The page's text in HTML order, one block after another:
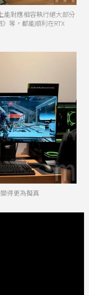
能對應相容執行絕大部分
等，都能順利在RTX
得更為擬真